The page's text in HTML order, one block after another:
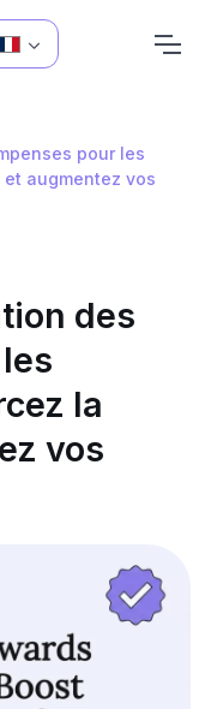
pour les
augmentez vos
des
la
vos